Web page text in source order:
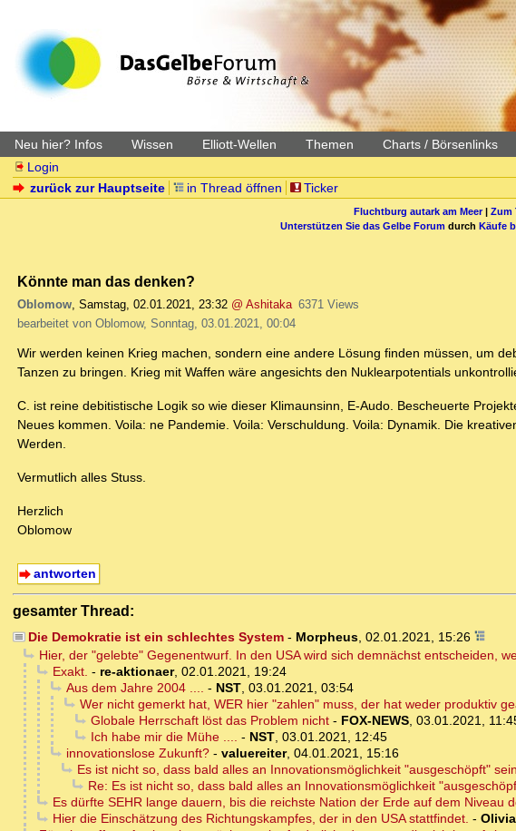
Neu hier? Infos Wissen Elliott-Wellen Themen Charts / Börsenlinks
Login
zurück zur Hauptseite
in Thread öffnen Ticker
Fluchtburg autark am Meer| Zum
Unterstützen Sie das Gelbe Forum durch Käufe
Könnte man das denken?
Oblomow, Samstag, 02.01.2021, 23:32 @ Ashitaka 6371 Views
bearbeitet von Oblomow, Sonntag, 03.01.2021, 00:04
Wir werden keinen Krieg machen, sondern eine andere Lösung finden müssen, um
Tanzen zu bringen. Krieg mit Waffen wäre angesichts den Nuklearpotentials
C. ist reine debitistische Logik so wie dieser Klimaunsinn, E-Audo. Bescheuerte
Neues kommen. Voila: ne Pandemie. Voila: Verschuldung. Voila: Dynamik. Die
Werden.
Vermutlich alles Stuss.
Herzlich
Oblomow
antworten
gesamter Thread:
Die Demokratie ist ein schlechtes System- Morpheus, 02.01.2021, 15:26
Hier, der "gelebte" Gegenentwurf. In den USA wird sich demnächst entscheiden,
Exakt. - re-aktionaer, 02.01.2021, 19:24
Aus dem Jahre 2004 .... - NST, 03.01.2021, 03:54
Wer nicht gemerkt hat, WER hier "zahlen" muss, der hat weder produktiv
Globale Herrschaft löst das Problem nicht- FOX-NEWS, 03.01.2021,
Ich habe mir die Mühe .... - NST, 03.01.2021, 12:45
innovationslose Zukunft?- valuereiter, 04.01.2021, 15:16
Es ist nicht so, dass bald alles an Innovationsmöglichkeit "ausgeschöpft"
Re: Es ist nicht so, dass bald alles an Innovationsmöglichkeit
Es dürfte SEHR lange dauern, bis die reichste Nation der Erde auf dem Niveau
Hier die Einschätzung des Richtungskampfes, der in den USA stattfindet. - Olivia